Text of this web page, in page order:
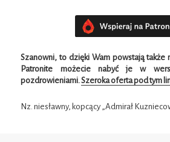
Szanowni, to dzięki Wam powstają także
Patronite możecie nabyć je w
pozdrowieniami.Szeroka oferta pod tym
Nz. niesławny, kopcący „Admirał